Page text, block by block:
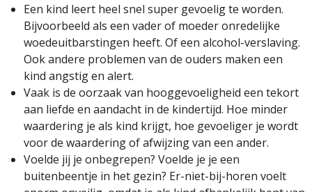
Een kind leert heel snel super gevoelig te worden.
Bijvoorbeeld als een vader of moeder onredelijke
woedeuitbarstingen heeft. Of een alcohol-verslaving.
Ook andere problemen van de ouders maken een
kind angstig en alert.
Vaak is de oorzaak van hooggevoeligheid een tekort
aan liefde en aandacht in de kindertijd. Hoe minder
waardering je als kind krijgt, hoe gevoeliger je wordt
voor de waardering of afwijzing van een ander.
Voelde jij je onbegrepen? Voelde je je een
buitenbeentje in het gezin? Er-niet-bij-horen voelt